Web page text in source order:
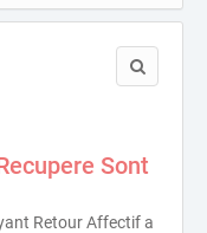
Sont
Retour Affectif a